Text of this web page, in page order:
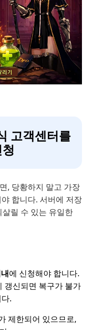
고객센터를
, 당황하지 말고 가장
합니다. 서버에 저장
릴 수 있는 유일한
에 신청해야 합니다.
갱신되면 복구가 불가
.
제한되어 있으므로,